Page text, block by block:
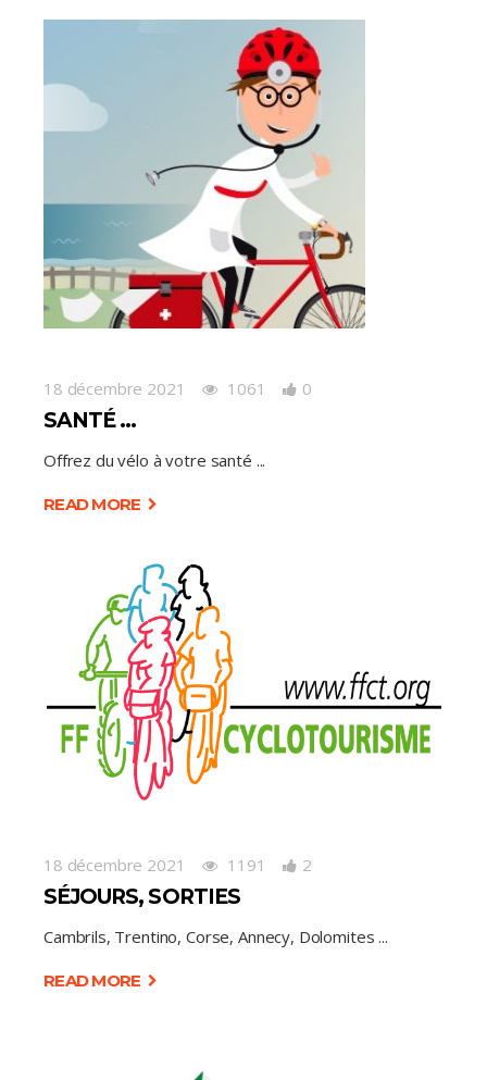
18 décembre 2021 1061 0
SANTÉ …
Offrez du vélo à votre santé
READ MORE
18 décembre 2021 1191 2
SÉJOURS, SORTIES
Cambrils, Trentino, Corse, Annecy, Dolomites
READ MORE